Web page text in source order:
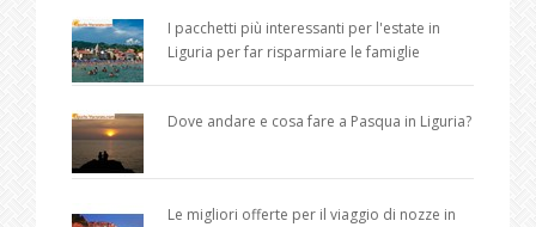
I pacchetti più interessanti per l'estate in
Liguria per far risparmiare le famiglie
Dove andare e cosa fare a Pasqua in Liguria?
Le migliori offerte per il viaggio di nozze in